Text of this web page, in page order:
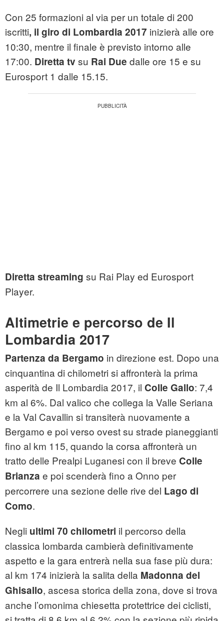
Con 25 formazioni al via per un totale di 200
iscritti, il giro di Lombardia 2017 inizierà alle ore
10:30, mentre il finale è previsto intorno alle
17:00. Diretta tv su Rai Due dalle ore 15 e su
Eurosport 1 dalle 15.15.
Diretta streaming su Rai Play ed Eurosport
Player.
Altimetrie e percorso de Il
Lombardia 2017
Partenza da Bergamo in direzione est. Dopo una
cinquantina di chilometri si affronterà la prima
asperità de Il Lombardia 2017, il Colle Gallo: 7,4
km al 6%. Dal valico che collega la Valle Seriana
e la Val Cavallin si transiterà nuovamente a
Bergamo e poi verso ovest su strade pianeggianti
fino al km 115, quando la corsa affronterà un
tratto delle Prealpi Luganesi con il breve Colle
Brianza e poi scenderà fino a Onno per
percorrere una sezione delle rive del Lago di
Como.
Negli ultimi 70 chilometri il percorso della
classica lombarda cambierà definitivamente
aspetto e la gara entrerà nella sua fase più dura:
al km 174 inizierà la salita della Madonna del
Ghisallo, ascesa storica della zona, dove si trova
anche l’omonima chiesetta protettrice dei ciclisti,